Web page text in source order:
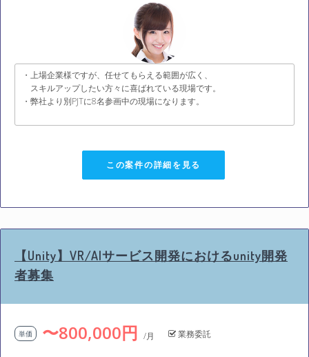
・上場企業様ですが、任せてもらえる範囲が広く、
スキルアップしたい方々に喜ばれている現場です。
・弊社より別PJTに8名参画中の現場になります。
この案件の詳細を見る
【Unity】VR/AIサービス開発におけるunity開発
者募集
単価 〜800,000円 /月 業務委託